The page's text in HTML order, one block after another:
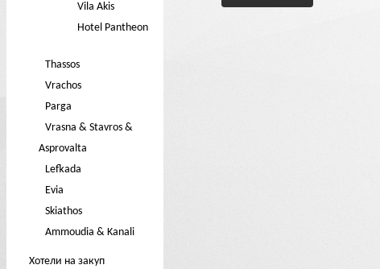
Vila Akis
Hotel Pantheon
Thassos
Vrachos
Parga
Vrasna & Stavros &
Asprovalta
Lefkada
Evia
Skiathos
Ammoudia & Kanali
Хотели на закуп